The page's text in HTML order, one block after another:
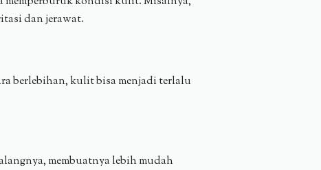
dan jerawat.
berlebihan, kulit bisa menjadi terlalu
membuatnya lebih mudah